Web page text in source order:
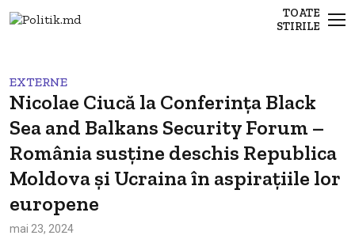
TOATE
STIRILE
EXTERNE
Nicolae Ciucă la Conferința Black
Sea and Balkans Security Forum –
România susține deschis Republica
Moldova și Ucraina în aspirațiile lor
europene
mai 23, 2024